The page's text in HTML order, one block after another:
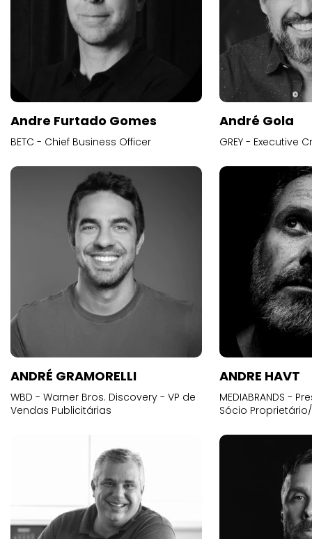
Andre Furtado Gomes
BETC - Chief Business Officer
André Gola
GREY - Executive
ANDRÉ GRAMORELLI
WBD - Warner Bros. Discovery - VP de
Vendas Publicitárias
ANDRE HAVT
MEDIABRANDS -
Sócio